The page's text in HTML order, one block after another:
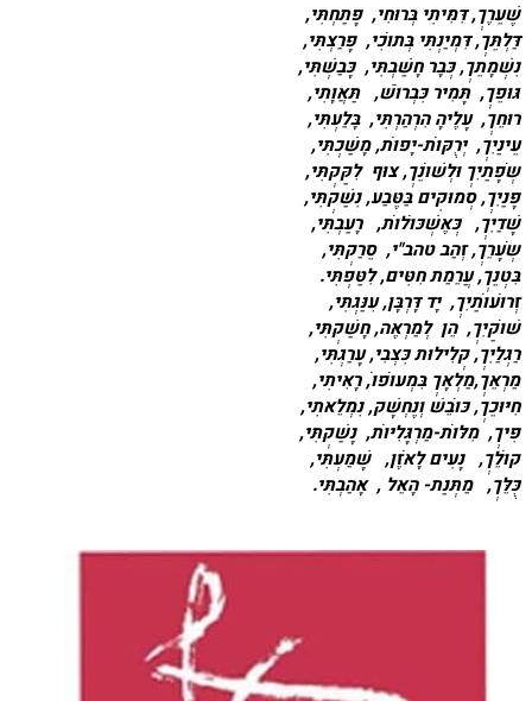
שֶׁעֵרֶךְ, דִּמִּיתִי בְּרוּחִי, פָּתַחְתִּי,
דַּלְתֵּךְ, דִּמְיַנְתִּי בְּתוֹכִי, פָּרַצְתִּי,
נִשְׁמָתֵךְ, כְּבָר חָשַׁבְתִּי, כָּבַשְׁתִּי,
גּוּפֵךְ, תָּמִיר כִּבְרוֹשׁ, תַּאֲוָתִי,
רוּחֵךְ, עָלֶיהָ הִרְהַרְתִּי, בָּלַעְתִּי,
עֵינַיִךְ, יְרֻקּוֹת-יָפוֹת, מָשַׁכְתִּי,
שְׂפָתַיִךְ וּלְשׁוֹנֵךְ, צוּף לִקַּקְתִּי,
פָּנַיִךְ, סְמוּקִים בַּטֶּבַע, נִשַּׁקְתִּי,
שָׁדַיִךְ, כְּאֶשְׁכּוֹלוֹת, רָעַבְתִּי,
שְׂעָרֵךְ, זְהַב טהב"י, סֵרַקְתִּי,
בִּטְנֵךְ, עֲרֵמַת חִטִּים, לִטַּפְתִּי.
זְרוֹעוֹתַיִךְ, יָד דָּרְבָּן, עִנַּגְתִּי,
שׁוֹקַיִךְ, הֵן לְמַרְאֶה, חָשַׁקְתִּי,
רַגְלַיִךְ, קְלִילוּת כִּצְבִי, עָרַגְתִּי,
מַרְאֵךְ,מַלְאָךְ בִּמְעוֹפוֹ, רָאִיתִי,
חִיּוּכֵךְ, כּוֹבֵשׁ וְנֶחְשָׁק, נִמְלֵאתִי,
פִּיךְ, מִלּוֹת-מַרְגָּלִיּוֹת, נָשַׁקְתִּי,
קוֹלֵךְ, נָעִים לָאֹזֶן, שָׁמַעְתִּי,
כֻּלֵּךְ, מַתְּנַת- הָאֵל , אָהַבְתִּי.